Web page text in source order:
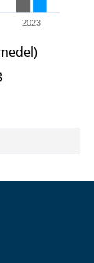
2023